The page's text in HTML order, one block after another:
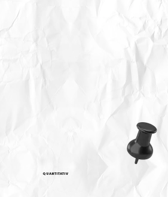
QUANTITATIV